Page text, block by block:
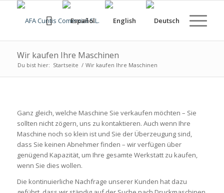
Wir kaufen Ihre Maschinen
Du bist hier: Startseite / Wir kaufen Ihre Maschinen
Ganz gleich, welche Maschine Sie verkaufen möchten – Sie
sollten nicht zögern, uns zu kontaktieren. Auch wenn Ihre
Maschine noch so klein ist und Sie der Überzeugung sind,
dass Sie keinen Abnehmer finden – wir verfügen über
genügend Kapazität, um Ihre gesamte Werkstatt zu kaufen,
wenn Sie dies wollen.
Die kontinuierliche Nachfrage unserer Kunden hat dazu